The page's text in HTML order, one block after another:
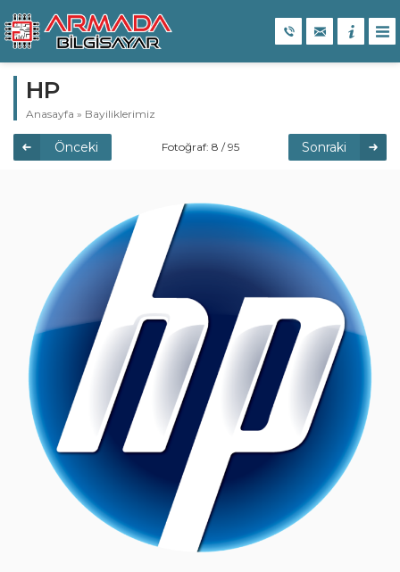
HP
Anasayfa » Bayiliklerimiz
Önceki Fotoğraf: 8 / 95 Sonraki